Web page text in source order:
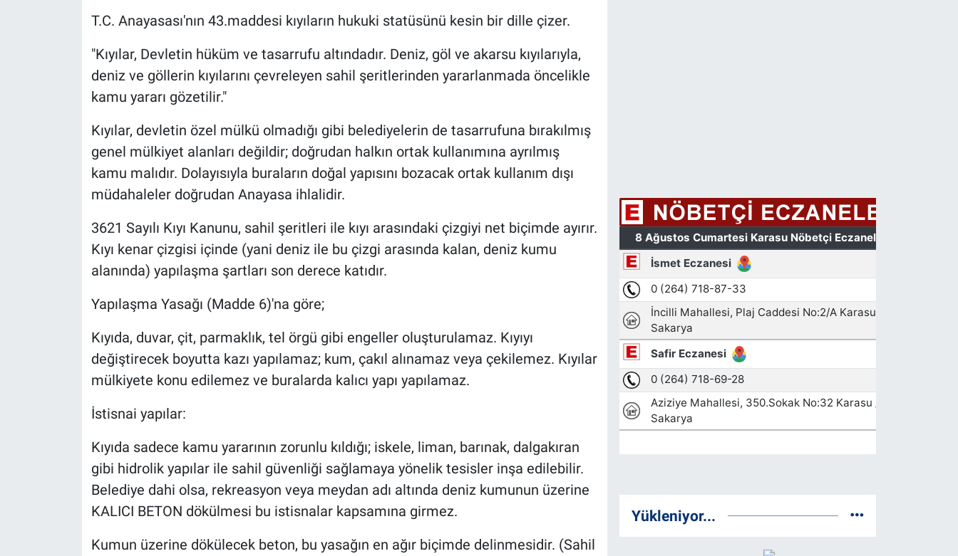
T.C. Anayasası'nın 43.maddesi kıyıların hukuki statüsünü kesin bir dille çizer.
"Kıyılar, Devletin hüküm ve tasarrufu altındadır. Deniz, göl ve akarsu kıyılarıyla,
deniz ve göllerin kıyılarını çevreleyen sahil şeritlerinden yararlanmada öncelikle
kamu yararı gözetilir."
Kıyılar, devletin özel mülkü olmadığı gibi belediyelerin de tasarrufuna bırakılmış
genel mülkiyet alanları değildir; doğrudan halkın ortak kullanımına ayrılmış
kamu malıdır. Dolayısıyla buraların doğal yapısını bozacak ortak kullanım dışı
müdahaleler doğrudan Anayasa ihlalidir.
3621 Sayılı Kıyı Kanunu, sahil şeritleri ile kıyı arasındaki çizgiyi net biçimde ayırır.
Kıyı kenar çizgisi içinde (yani deniz ile bu çizgi arasında kalan, deniz kumu
alanında) yapılaşma şartları son derece katıdır.
Yapılaşma Yasağı (Madde 6)'na göre;
Kıyıda, duvar, çit, parmaklık, tel örgü gibi engeller oluşturulamaz. Kıyıyı
değiştirecek boyutta kazı yapılamaz; kum, çakıl alınamaz veya çekilemez. Kıyılar
mülkiyete konu edilemez ve buralarda kalıcı yapı yapılamaz.
İstisnai yapılar:
Kıyıda sadece kamu yararının zorunlu kıldığı; iskele, liman, barınak, dalgakıran
gibi hidrolik yapılar ile sahil güvenliği sağlamaya yönelik tesisler inşa edilebilir.
Belediye dahi olsa, rekreasyon veya meydan adı altında deniz kumunun üzerine
KALICI BETON dökülmesi bu istisnalar kapsamına girmez.
Kumun üzerine dökülecek beton, bu yasağın en ağır biçimde delinmesidir. (Sahil
Yükleniyor...